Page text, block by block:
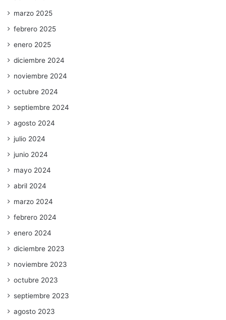
marzo 2025
febrero 2025
enero 2025
diciembre 2024
noviembre 2024
octubre 2024
septiembre 2024
agosto 2024
julio 2024
junio 2024
mayo 2024
abril 2024
marzo 2024
febrero 2024
enero 2024
diciembre 2023
noviembre 2023
octubre 2023
septiembre 2023
agosto 2023